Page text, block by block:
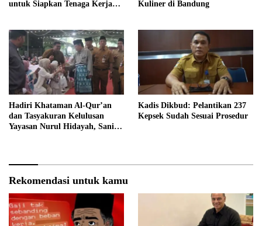
untuk Siapkan Tenaga Kerja
Kuliner di Bandung
Hadiri Khataman Al-Qur’an
dan Tasyakuran Kelulusan
Yayasan Nurul Hidayah, Sani
Kadis Dikbud: Pelantikan 237
Kepsek Sudah Sesuai Prosedur
Rekomendasi untuk kamu